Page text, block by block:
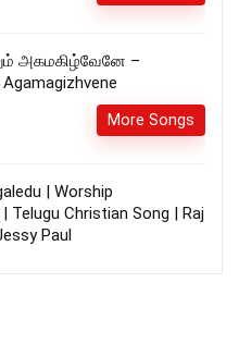
அகமகிழ்வேனே –
More Songs
| Worship
Telugu Christian Song | Raj
Paul